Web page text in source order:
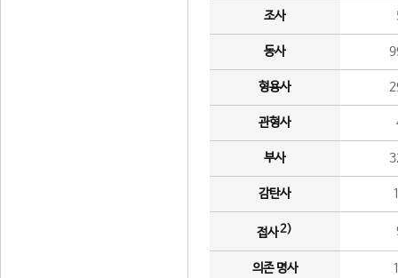
조사
동사
형용사
관형사
부사
감탄사
접사2)
의존 명사